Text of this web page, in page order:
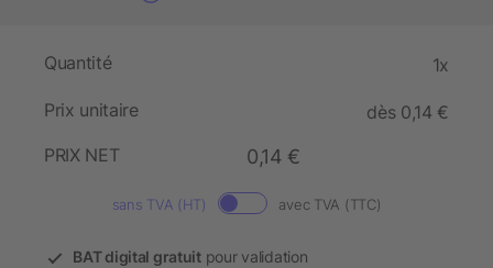
Quantité 1x
Prix unitaire
dès 0,14 €
PRIX NET
0,14 €
sans TVA (HT) avec TVA (TTC)
BAT digital gratuitpour validation